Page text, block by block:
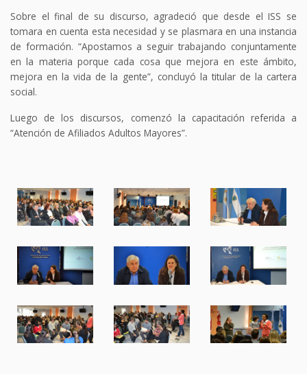
Sobre el final de su discurso, agradeció que desde el ISS se
tomara en cuenta esta necesidad y se plasmara en una instancia
de formación. “Apostamos a seguir trabajando conjuntamente
en la materia porque cada cosa que mejora en este ámbito,
mejora en la vida de la gente”, concluyó la titular de la cartera
social.
Luego de los discursos, comenzó la capacitación referida a
“Atención de Afiliados Adultos Mayores”.